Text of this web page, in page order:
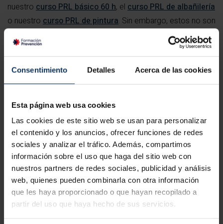
Consentimiento Detalles Acerca de las cookies
Esta página web usa cookies
Las cookies de este sitio web se usan para personalizar
el contenido y los anuncios, ofrecer funciones de redes
sociales y analizar el tráfico. Además, compartimos
información sobre el uso que haga del sitio web con
nuestros partners de redes sociales, publicidad y análisis
web, quienes pueden combinarla con otra información
que les haya proporcionado o que hayan recopilado a
partir del uso que haya hecho de sus servicios.
nuestro curso PRL básico 60 h, el curso PRL de albañilería
o nuestro curso PRL de pintura. Sin embargo, estos no son
los únicos. Nuestra oferta es amplísima y tenemos
convocatorias abiertas todas las semanas.
Una vez terminas el curso de formación,nosotros te
orientamos en todo el proceso para tramitar la
si necesitas encontrar un empleo, la Fundación Laboral de la
Construcción opera también como una agencia de
colocación de profesionales. Es decir, pone a disposición
tanto de profesionales formados en la materia como
empresas un portal online para facilitar la búsqueda de
empleo. Nosotros compartimos en muchas ocasiones
dichas ofertas en nuestro Twitter, ¡síguenos y permanece
atento!